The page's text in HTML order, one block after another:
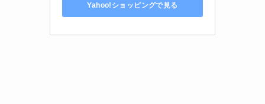
Yahoo!ショッピングで見る